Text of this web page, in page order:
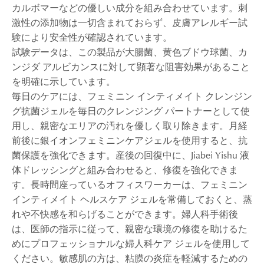
カルボマーなどの優しい成分を組み合わせています。刺
激性の添加物は一切含まれておらず、皮膚アレルギー試
験により安全性が確認されています。
試験データは、この製品が大腸菌、黄色ブドウ球菌、カ
ンジダ アルビカンスに対して顕著な阻害効果があること
を明確に示しています。
毎日のケアには、フェミニン インティメイト クレンジン
グ抗菌ジェルを毎日のクレンジング パートナーとして使
用し、親密なエリアの汚れを優しく取り除きます。月経
前後に銀イオンフェミニンケアジェルを使用すると、抗
菌保護を強化できます。産後の回復中に、Jiabei Yishu 液
体ドレッシングと組み合わせると、修復を強化できま
す。長時間座っているオフィスワーカーは、フェミニン
インティメイト ヘルスケア ジェルを常備し​​ておくと、蒸
れや不快感を和らげることができます。婦人科手術後
は、医師の指示に従って、親密な環境の修復を助けるた
めにプロフェッショナルな婦人科ケア ジェルを使用して
ください。敏感肌の方は、粘膜の炎症を軽減するための